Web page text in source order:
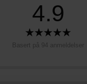
4.9
Basert på 94 anmeldelser